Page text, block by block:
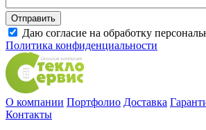
Даю согласие на обработку
Политика конфиденциальности
О компании Портфолио Доставка
Контакты